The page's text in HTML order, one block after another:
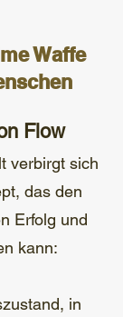
Waffe
Flow
verbirgt sich
das den
Erfolg und
kann:
in